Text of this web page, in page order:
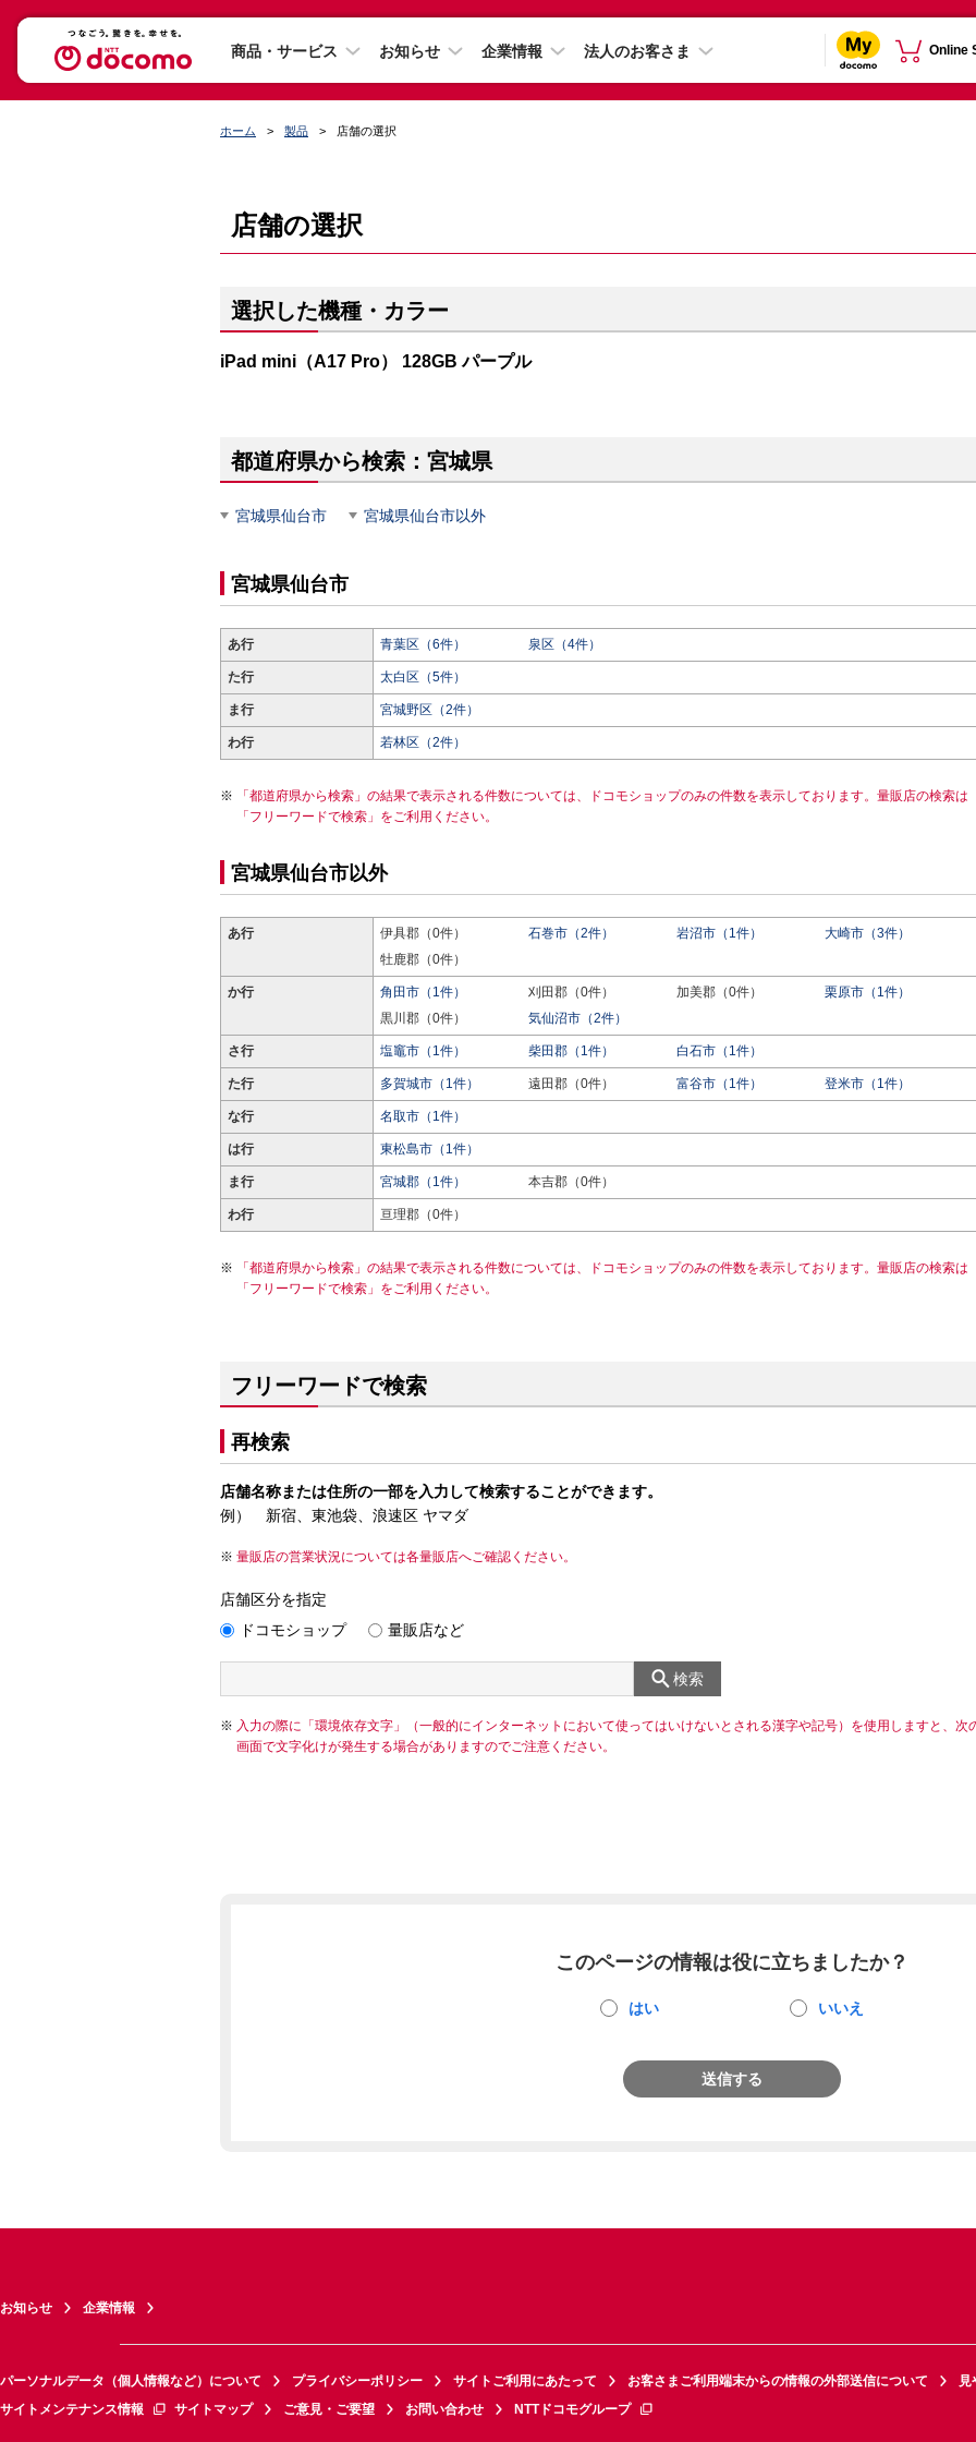
商品・サービス お知らせ 企業情報 法人のお客さま Online
ホーム 製品 店舗の選択
店舗の選択
選択した機種・カラー
iPad mini（A17 Pro） 128GB パープル
都道府県から検索：宮城県
宮城県仙台市 宮城県仙台市以外
宮城県仙台市
あ行 青葉区（6件） 泉区（4件）
た行 太白区（5件）
ま行 宮城野区（2件）
わ行 若林区（2件）
「都道府県から検索」の結果で表示される件数については、ドコモショップのみの件数を表示しております。量販店の検索は
「フリーワードで検索」をご利用ください。
宮城県仙台市以外
あ行 伊具郡（0件） 石巻市（2件） 岩沼市（1件）
大崎市（3件）
牡鹿郡（0件）
か行 角田市（1件） 刈田郡（0件） 加美郡（0件）
栗原市（1件）
黒川郡（0件）
気仙沼市（2件）
さ行 塩竈市（1件） 柴田郡（1件） 白石市（1件）
た行 多賀城市（1件） 遠田郡（0件） 富谷市（1件） 登米市（1件）
な行 名取市（1件）
は行 東松島市（1件）
ま行 宮城郡（1件） 本吉郡（0件）
わ行 亘理郡（0件）
「都道府県から検索」の結果で表示される件数については、ドコモショップのみの件数を表示しております。量販店の検索は
「フリーワードで検索」をご利用ください。
フリーワードで検索
再検索
店舗名称または住所の一部を入力して検索することができます。
例） 新宿、東池袋、浪速区 ヤマダ
量販店の営業状況については各量販店へご確認ください。
店舗区分を指定
ドコモショップ
量販店など
検索
入力の際に「環境依存文字」（一般的にインターネットにおいて使ってはいけないとされる漢字や記号）を使用しますと、次
画面で文字化けが発生する場合がありますのでご注意ください。
このページの情報は役に立ちましたか？
はい いいえ
送信する
お知らせ 企業情報
パーソナルデータ（個人情報など）について プライバシーポリシー サイトご利用にあたって お客さまご利用端末からの情報の外部送信について
見
サイトメンテナンス情報
サイトマップ ご意見・ご要望 お問い合わせ NTTドコモグループ